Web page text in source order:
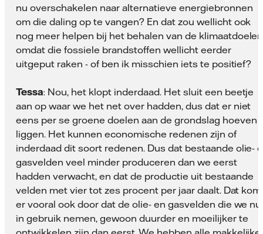
nu overschakelen naar alternatieve energiebronnen
om die daling op te vangen? En dat zou wellicht ook
nog meer helpen bij het behalen van de
omdat die fossiele brandstoffen wellicht eerder
uitgeput raken - of ben ik misschien iets te positief?
Tessa: Nou, het klopt inderdaad. Het sluit een beetje
aan op waar we het net over hadden, dus dat er niet
eens per se groene doelen aan de grondslag hoeven
liggen. Het kunnen economische redenen zijn of
inderdaad dit soort redenen. Dus dat bestaande olie-
gasvelden veel minder produceren dan we eerst
hadden verwacht, en dat de productie uit bestaande
velden met vier tot zes procent per jaar daalt. Dat
er vooral ook door dat de olie- en gasvelden die we nu
in gebruik nemen, gewoon duurder en moeilijker te